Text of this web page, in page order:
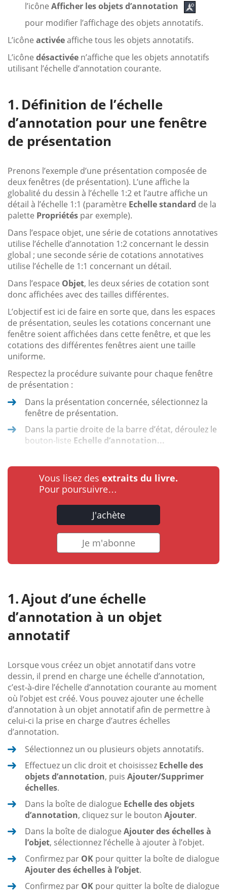
l’icône Afficher les objets d’annotation
pour modifier l’affichage des objets annotatifs.
L’icône activéeaffiche tous les objets annotatifs.
L’icône désactivée n’affiche que les objets annotatifs
utilisant l’échelle d’annotation courante.
Définition de l’échelle
d’annotation pour une fenêtre
de présentation
Prenons l’exemple d’une présentation composée de
deux fenêtres (de présentation). L’une affiche la
globalité du dessin à l’échelle 1:2 et l’autre affiche un
détail à l’échelle 1:1 (paramètre Echelle standard de la
palette Propriétés par exemple).
Dans l’espace objet, une série de cotations annotatives
utilise l’échelle d’annotation 1:2 concernant le dessin
global ; une seconde série de cotations annotatives
utilise l’échelle de 1:1 concernant un détail.
Dans l’espace Objet, les deux séries de cotation sont
donc affichées avec des tailles différentes.
L’objectif est ici de faire en sorte que, dans les espaces
de présentation, seules les cotations concernant une
fenêtre soient affichées dans cette fenêtre, et que les
cotations des différentes fenêtres aient une taille
uniforme.
Respectez la procédure suivante pour chaque fenêtre
de présentation :
Dans la présentation concernée, sélectionnez la
fenêtre de présentation.
Dans la partie droite de la barre d’état, déroulez le
bouton-liste Echelle d’annotation...
Vous lisez des extraits du livre.
Pour poursuivre…
J'achète
Je m'abonne
Ajout d’une échelle
d’annotation à un objet
annotatif
Lorsque vous créez un objet annotatif dans votre
dessin, il prend en charge une échelle d’annotation,
c’est-à-dire l’échelle d’annotation courante au moment
où l’objet est créé. Vous pouvez ajouter une échelle
d’annotation à un objet annotatif afin de permettre à
celui-ci la prise en charge d’autres échelles
d’annotation.
Sélectionnez un ou plusieurs objets annotatifs.
Effectuez un clic droit et choisissez Echelle des
objets d’annotation, puis Ajouter/Supprimer
échelles.
Dans la boîte de dialogue Echelle des objets
d’annotation, cliquez sur le bouton Ajouter.
Dans la boîte de dialogue Ajouter des échelles à
l’objet, sélectionnez l’échelle à ajouter à l’objet.
Confirmez par OK pour quitter la boîte de dialogue
Ajouter des échelles à l’objet.
Confirmez par OK pour quitter la boîte de dialogue